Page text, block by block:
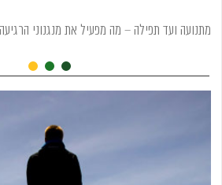
מתנועה ועד תפילה – מה מפעיל את מנגנוני